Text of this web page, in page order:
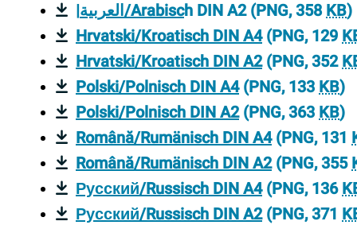
|العربية/Arabisch DIN A2(PNG, 358 KB)
Hrvatski/Kroatisch DIN A4(PNG, 129
Hrvatski/Kroatisch DIN A2(PNG, 352
Polski/Polnisch DIN A4(PNG, 133 KB)
Polski/Polnisch DIN A2(PNG, 363 KB)
Română/Rumänisch DIN A4(PNG, 131
Română/Rumänisch DIN A2(PNG, 355
Русский/Russisch DIN A4(PNG, 136
Русский/Russisch DIN A2(PNG, 371